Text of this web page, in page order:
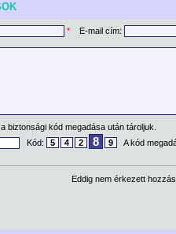
* E-mail cím:
biztonsági kód megadása után tároljuk.
Kód: 5 4 2 8 9 A kód
Eddig nem érkezett